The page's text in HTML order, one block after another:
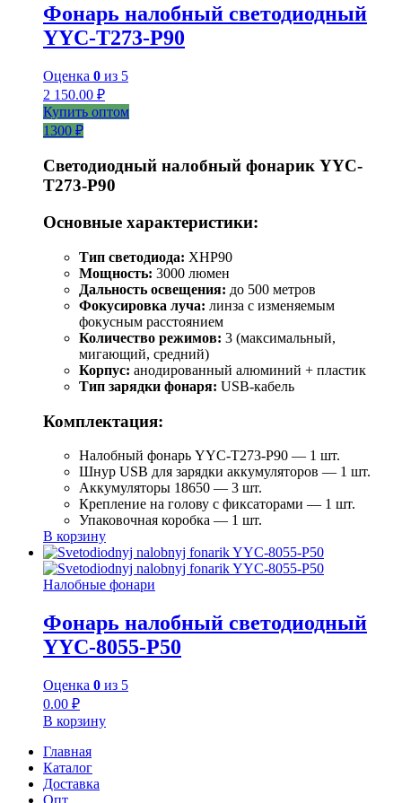
Фонарь налобный светодиодный
YYC-T273-P90
Оценка 0 из 5
2 150.00 ₽
Купить оптом
1300 ₽
Светодиодный налобный фонарик YYC-
T273-P90
Основные характеристики:
Тип светодиода: XHP90
Мощность: 3000 люмен
Дальность освещения: до 500 метров
Фокусировка луча: линза с изменяемым
фокусным расстоянием
Количество режимов: 3 (максимальный,
мигающий, средний)
Корпус: анодированный алюминий + пластик
Тип зарядки фонаря: USB-кабель
Комплектация:
Налобный фонарь YYC-T273-P90 — 1 шт.
Шнур USB для зарядки аккумуляторов — 1 шт.
Аккумуляторы 18650 — 3 шт.
Крепление на голову с фиксаторами — 1 шт.
Упаковочная коробка — 1 шт.
В корзину
Налобные фонари
Фонарь налобный светодиодный
YYC-8055-P50
Оценка 0 из 5
0.00 ₽
В корзину
Главная
Каталог
Доставка
Опт